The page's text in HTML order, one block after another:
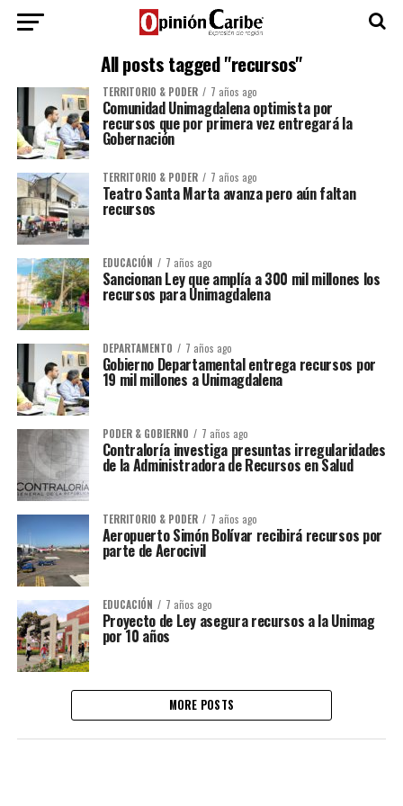
All posts tagged "recursos"
TERRITORIO & PODER 7 años ago
Comunidad Unimagdalena optimista por
recursos que por primera vez entregará la
Gobernación
TERRITORIO & PODER 7 años ago
Teatro Santa Marta avanza pero aún faltan
recursos
EDUCACIÓN 7 años ago
Sancionan Ley que amplía a 300 mil millones los
recursos para Unimagdalena
DEPARTAMENTO 7 años ago
Gobierno Departamental entrega recursos por
19 mil millones a Unimagdalena
PODER & GOBIERNO 7 años ago
Contraloría investiga presuntas irregularidades
de la Administradora de Recursos en Salud
TERRITORIO & PODER 7 años ago
Aeropuerto Simón Bolívar recibirá recursos por
parte de Aerocivil
EDUCACIÓN 7 años ago
Proyecto de Ley asegura recursos a la Unimag
por 10 años
MORE POSTS